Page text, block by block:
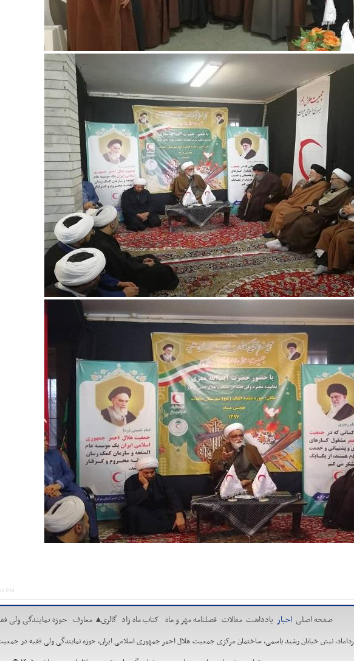
PM
صفحه اصلی اخبار یادداشت مقالات فصلنامه مهر و ماه کتاب ماه زاد گالری▴ معارف حوزه نمایندگی ولی
نبش خیابان رشید یاسمی، ساختمان مرکزی جمعیت هلال احمر جمهوری اسلامی ایران، حوزه نمایندگی ولی فقیه در جمعیت هلال احمر. تلفن:88662730